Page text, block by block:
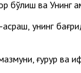
бўлиш ва Унинг
унинг
ғурур ва